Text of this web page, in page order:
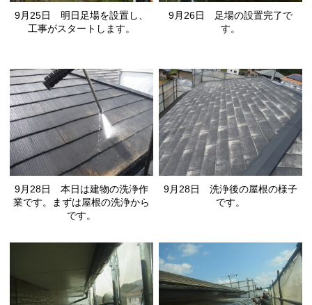
9月25日 明日足場を設置し、
工事がスタートします。
9月26日 足場の設置完了で
す。
9月28日 本日は建物の洗浄作
業です。まずは屋根の洗浄から
です。
9月28日 洗浄後の屋根の様子
です。